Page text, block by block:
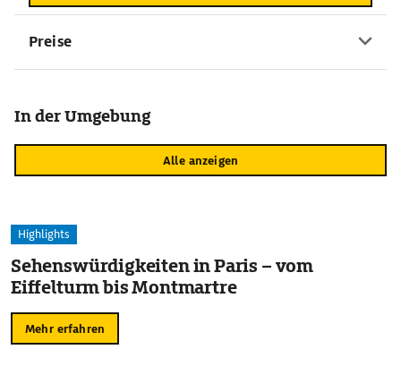
Preise
In der Umgebung
Alle anzeigen
Highlights
Sehenswürdigkeiten in Paris – vom
Eiffelturm bis Montmartre
Mehr erfahren